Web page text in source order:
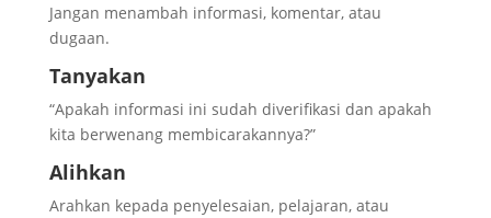
Jangan menambah informasi, komentar, atau
dugaan.
Tanyakan
“Apakah informasi ini sudah diverifikasi dan apakah
kita berwenang membicarakannya?”
Alihkan
Arahkan kepada penyelesaian, pelajaran, atau